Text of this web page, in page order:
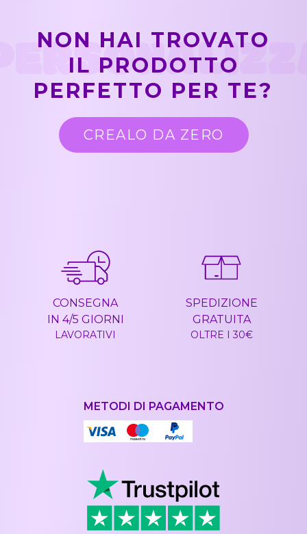
NON HAI TROVATO
IL PRODOTTO
PERFETTO PER TE?
CREALO DA ZERO
CONSEGNA
IN 4/5 GIORNI
LAVORATIVI
SPEDIZIONE
GRATUITA
OLTRE I 30€
METODI DI PAGAMENTO